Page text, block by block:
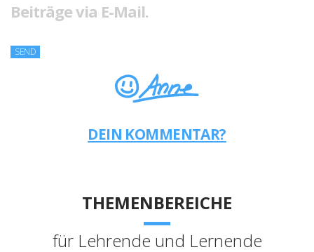
Beiträge via E-Mail.
DEIN KOMMENTAR?
THEMENBEREICHE
für Lehrende und Lernende